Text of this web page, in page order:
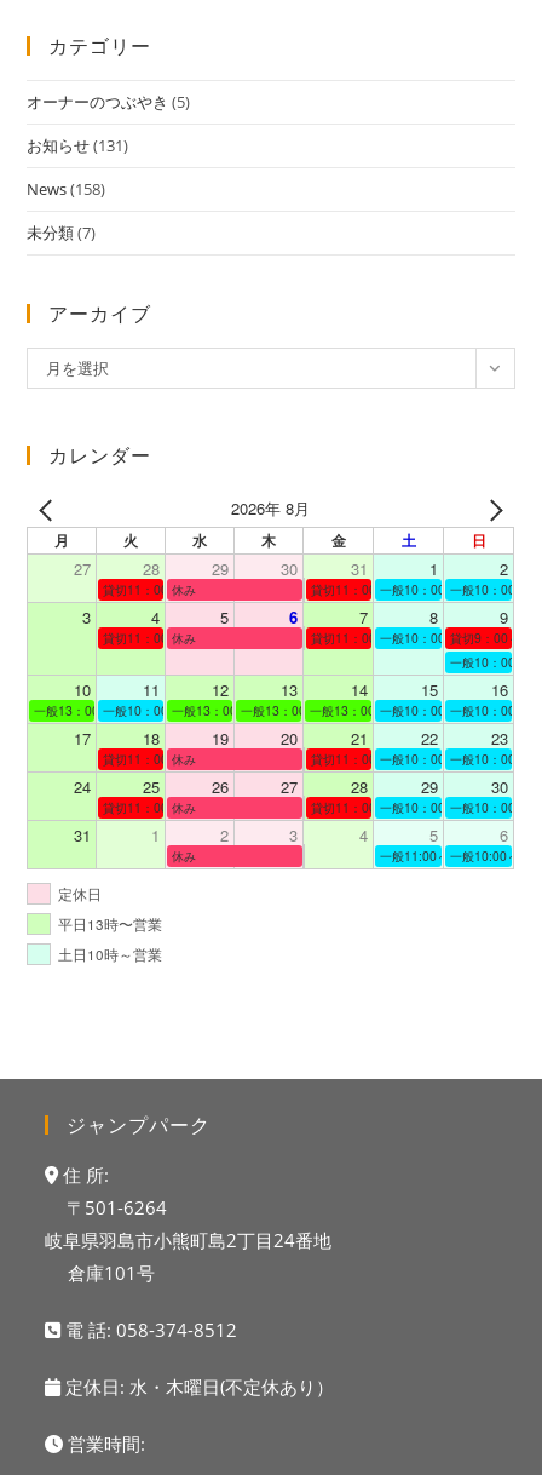
カテゴリー
オーナーのつぶやき (5)
お知らせ(131)
News(158)
未分類(7)
アーカイブ
ー
イ
月を選択
カレンダー
2026年 8月
月 火 水 木 金 土 日
27 28 29 30 31 1 2
貸切11：00～12：00
休み 貸切11：00～12：00一般10：00～19：00
一般10：00～
3 4 5 6 7 8 9
貸切11：00～12：00
休み 貸切11：00～12：00一般10：00～19：00
貸切9：00～10
一般10：00～
10 11 12 13 14 15 16
一般13：00～19：00一般10：00～19：00一般13：00～19：00一般13：00～19：00一般13：00～19：00一般10：00～19：00
一般10：00～
17 18 19 20 21 22 23
貸切11：00～12：00
休み 貸切11：00～13：00一般10：00～19：00
一般10：00～
24 25 26 27 28 29 30
貸切11：00～12：00
休み 貸切11：00～12：00一般10：00～19：00
一般10：00～
31 1 2 3 4 5 6
休み 一般11:00～19:00一般10:00～
定休日
平日13時〜営業
土日10時～営業
ジャンプパーク
住 所:
〒501-6264
岐阜県羽島市小熊町島2丁目24番地
倉庫101号
電 話:058-374-8512
定休日: 水・木曜日(不定休あり）
営業時間: